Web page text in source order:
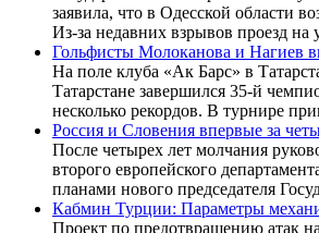
заявила, что в Одесской области
Из-за недавних взрывов проезд
Гольфисты Молоканова и Нагиев
На поле клуба «Ак Барс» в
Татарстане завершился 35-й
несколько рекордов. В турнире
Россия и Словения впервые за
После четырех лет молчания
второго европейского
планами нового председателя
Кабмин Турции: Параметры
Проект по предотвращению атак